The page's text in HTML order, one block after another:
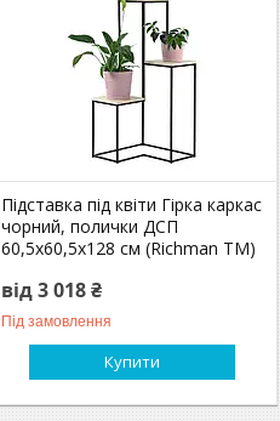
Підставка під квіти Гірка каркас
чорний, полички ДСП
60,5х60,5х128 см (Richman ТМ)
від 3 018 ₴
Під замовлення
Купити